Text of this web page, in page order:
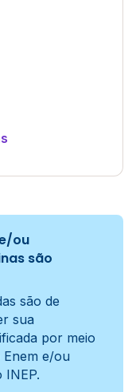
ou
são
são de
sua
por meio
e/ou
INEP.